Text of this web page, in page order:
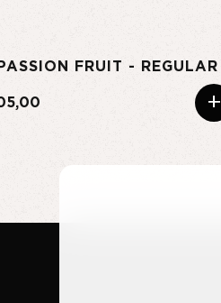
FRUIT - REGULAR
+